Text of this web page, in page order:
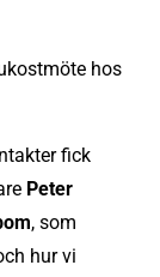
hos
fick
Peter
, som
hur vi